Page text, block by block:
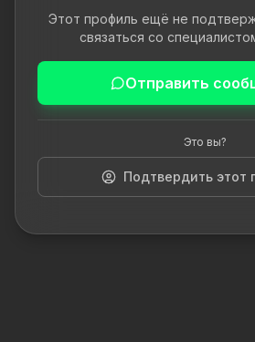
Этот профиль ещё не
связаться со
Отправить
Это вы?
Подтвердить этот